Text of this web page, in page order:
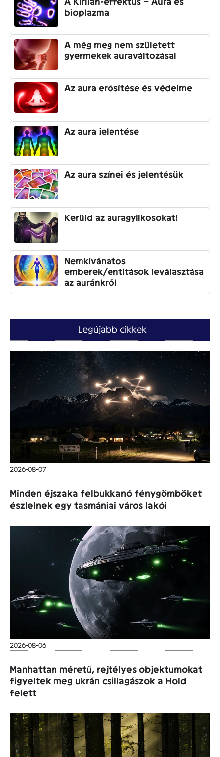
bioplazma
A még meg nem született
gyermekek auraváltozásai
Az aura erősítése és védelme
Az aura jelentése
Az aura színei és jelentésük
Kerüld az auragyilkosokat!
Nemkívánatos
emberek/entitások leválasztása
az auránkról
Legújabb cikkek
2026-08-07
Minden éjszaka felbukkanó fénygömböket
észlelnek egy tasmániai város lakói
2026-08-06
Manhattan méretű, rejtélyes objektumokat
figyeltek meg ukrán csillagászok a Hold
felett